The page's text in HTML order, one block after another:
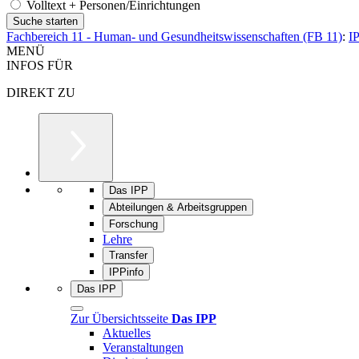
Volltext + Personen/Einrichtungen
Fachbereich 11 - Human- und Gesundheitswissenschaften (FB 11):
MENÜ
INFOS FÜR
DIREKT ZU
Das IPP
Abteilungen & Arbeitsgruppen
Forschung
Lehre
Transfer
IPPinfo
Das IPP
Zur Übersichtsseite Das IPP
Aktuelles
Veranstaltungen